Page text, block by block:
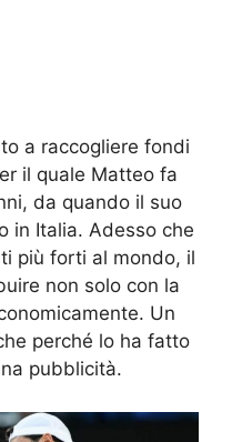
a raccogliere fondi
il quale Matteo fa
da quando il suo
in Italia. Adesso che
più forti al mondo, il
non solo con la
Un
perché lo ha fatto
pubblicità.